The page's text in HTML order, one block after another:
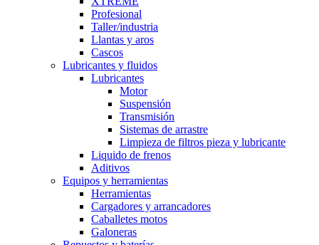
Profesional
Taller/industria
Llantas y aros
Cascos
Lubricantes y fluidos
Lubricantes
Motor
Suspensión
Transmisión
Sistemas de arrastre
Limpieza de filtros pieza y lubricante
Liquido de frenos
Aditivos
Equipos y herramientas
Herramientas
Cargadores y arrancadores
Caballetes motos
Galoneras